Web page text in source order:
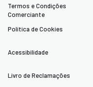
Termos e Condições
Comerciante
Política de Cookies
Acessibilidade
Livro de Reclamações